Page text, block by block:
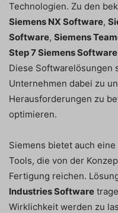
Technologien. Zu den
Siemens NX Software,
Software, Siemens
Step 7 Siemens Software
Diese Softwarelösungen
Unternehmen dabei zu
Herausforderungen zu
optimieren.
Siemens bietet auch
Tools, die von der
Fertigung reichen.
Industries Software
Wirklichkeit werden zu